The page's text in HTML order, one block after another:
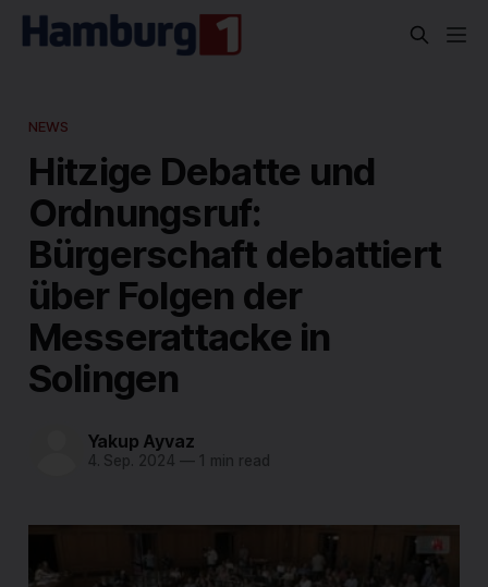
NEWS
Hitzige Debatte und
Ordnungsruf:
Bürgerschaft debattiert
über Folgen der
Messerattacke in
Solingen
Yakup Ayvaz
4. Sep. 2024 —1 min read